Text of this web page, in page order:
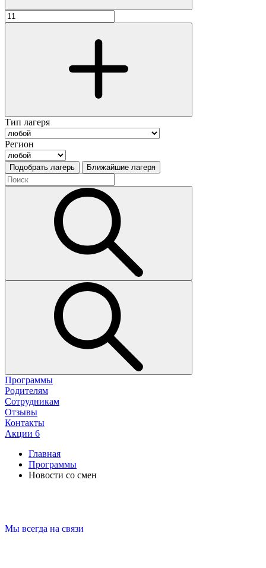
Тип лагеря
Регион
Подобрать лагерь Ближайшие лагеря
Программы
Родителям
Сотрудникам
Отзывы
Контакты
Акции 6
Главная
Программы
Новости со смен
Мы всегда на связи